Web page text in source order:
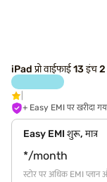
iPad प्रो वाईफाई 13 इंच
+ Easy EMI पर खरीदा
Easy EMI शुरू, मात्र
*/month
स्टोर पर अधिक EMI प्लान